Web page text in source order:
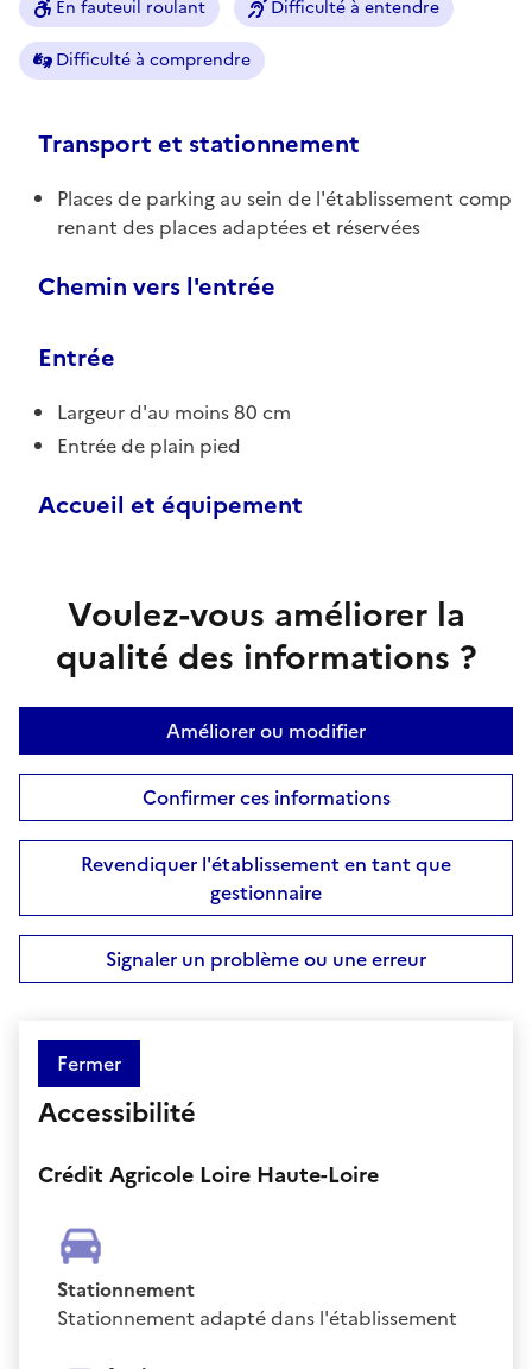
En fauteuil roulant Difficulté à entendre
Difficulté à comprendre
Transport et stationnement
Places de parking au sein de l'établissement comp
renant des places adaptées et réservées
Chemin vers l'entrée
Entrée
Largeur d'au moins 80 cm
Entrée de plain pied
Accueil et équipement
Voulez-vous améliorer la
qualité des informations ?
Améliorer ou modifier
Confirmer ces informations
Revendiquer l'établissement en tant que
gestionnaire
Signaler un problème ou une erreur
Fermer
Accessibilité
Crédit Agricole Loire Haute-Loire
Stationnement
Stationnement adapté dans l'établissement